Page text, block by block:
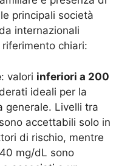
principali società
internazionali
chiari:
: valori inferiori a 200
ideali per la
generale. Livelli tra
accettabili solo in
di rischio, mentre
mg/dL sono